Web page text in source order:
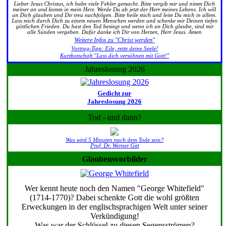
Lieber Jesus Christus, ich habe viele Fehler gemacht. Bitte vergib mir und nimm Dich
meiner an und komm in mein Herz. Werde Du ab jetzt der Herr meines Lebens. Ich will
an Dich glauben und Dir treu nachfolgen. Bitte heile mich und leite Du mich in allem.
Lass mich durch Dich zu einem neuen Menschen werden und schenke mir Deinen tiefen
göttlichen Frieden. Du hast den Tod besiegt und wenn ich an Dich glaube, sind mir
alle Sünden vergeben. Dafür danke ich Dir von Herzen, Herr Jesus. Amen
Weitere Infos zu "Christ werden"
Vortrag-Tipp: Eile, rette deine Seele!
Kurzbotschaft "Lass dich versöhnen mit Gott!"
Jahreslosung 2026
Gedicht zur
Jahreslosung 2026
Tod - und dann?
Was wird 5 Minuten nach dem Tode sein?
Prof. Dr. Werner Gitt
Glaubensvorbilder
Wer kennt heute noch den Namen "George Whitefield"
(1714-1770)? Dabei schenkte Gott die wohl größten
Erweckungen in der englischsprachigen Welt unter seiner
Verkündigung!